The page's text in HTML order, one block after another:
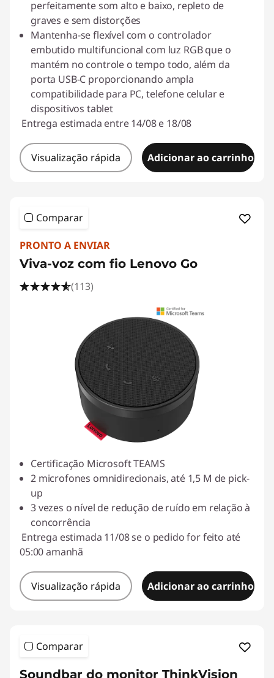
perfeitamente som alto e baixo, repleto de
graves e sem distorções
Mantenha-se flexível com o controlador
embutido multifuncional com luz RGB que o
mantém no controle o tempo todo, além da
porta USB-C proporcionando ampla
compatibilidade para PC, telefone celular e
dispositivos tablet
Entrega estimada entre 14/08 e 18/08
Visualização rápida Adicionar ao carrinho
Comparar
PRONTO A ENVIAR
Viva-voz com fio Lenovo Go
(113)
Certificação Microsoft TEAMS
2 microfones omnidirecionais, até 1,5 M de pick-
up
3 vezes o nível de redução de ruído em relação à
concorrência
Entrega estimada 11/08 se o pedido for feito até
05:00 amanhã
Visualização rápida Adicionar ao carrinho
Comparar
Soundbar do monitor ThinkVision